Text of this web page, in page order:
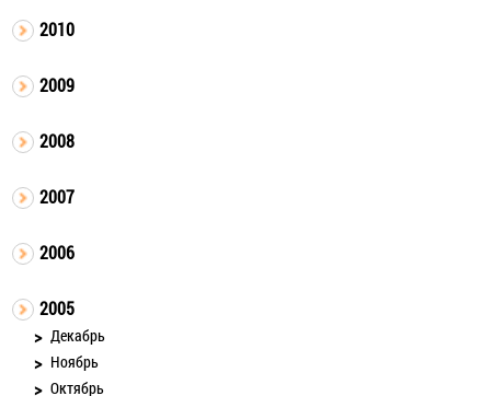
2010
2009
2008
2007
2006
2005
Декабрь
Ноябрь
Октябрь